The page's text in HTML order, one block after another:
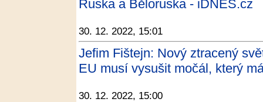
Ruska a Běloruska - iDNES.cz
30. 12. 2022, 15:01
Jefim Fištejn: Nový ztracený
EU musí vysušit močál, který
30. 12. 2022, 15:00